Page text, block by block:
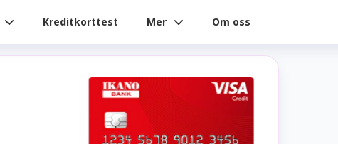
Kreditkorttest Mer Om oss